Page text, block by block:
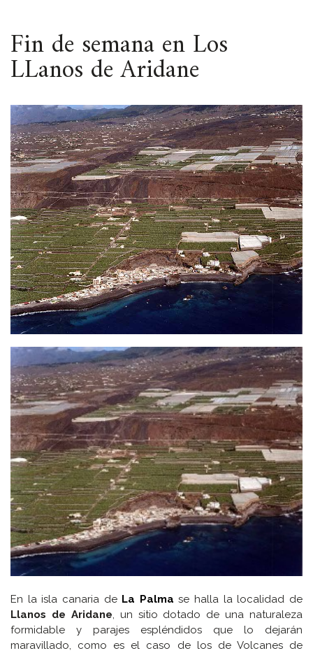
ESPACIO
Fin de semana en Los
LLanos de Aridane
En la isla canaria de La Palma se halla la localidad de
Llanos de Aridane, un sitio dotado de una naturaleza
formidable y parajes espléndidos que lo dejarán
maravillado, como es el caso de los de Volcanes de